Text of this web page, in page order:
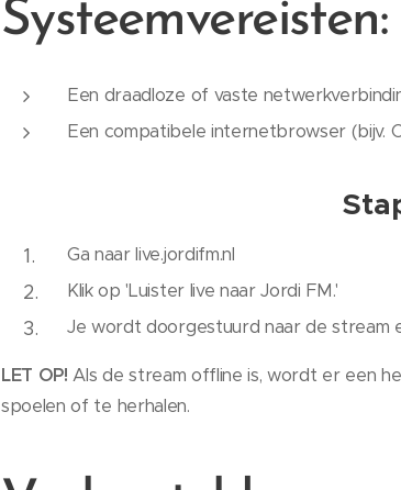
Systeemvereisten:
Een draadloze of vaste
Een compatibele internetbrowser (bijv.
Ga naar live.jordifm.nl
Klik op 'Luister live naar Jordi FM.'
Je wordt doorgestuurd naar de stream
LET OP!Als de stream offline is, wordt er een
spoelen of te herhalen.